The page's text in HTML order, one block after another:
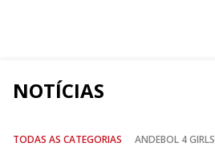
NOTÍCIAS
TODAS AS CATEGORIAS ANDEBOL 4 GIRLS